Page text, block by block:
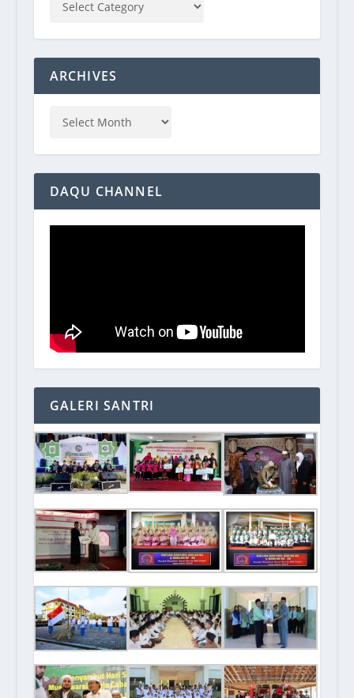
ARCHIVES
DAQU CHANNEL
GALERI SANTRI